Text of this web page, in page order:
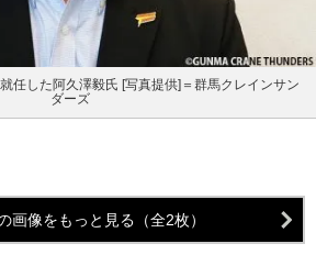
任した阿久澤毅氏 [写真提供]＝群馬クレインサン
ダーズ
画像をもっと見る（全2枚）